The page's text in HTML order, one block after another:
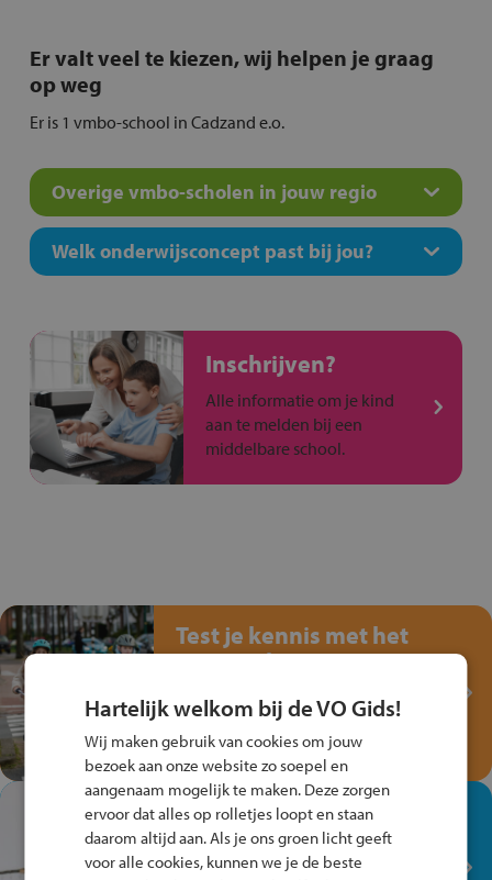
Er valt veel te kiezen, wij helpen je graag
op weg
Er is 1 vmbo-school in Cadzand e.o.
Overige vmbo-scholen in jouw regio
Welk onderwijsconcept past bij jou?
Inschrijven?
Alle informatie om je kind
aan te melden bij een
middelbare school.
Test je kennis met het
Fiets Veilig
Speel het Fiets Veilig Verkeersspel
en win een Cortina-fiets!
In de winkel ben je op je
plek!
Ontdek via het vmbo jouw talent
Hartelijk welkom bij de VO Gids!
Wij maken gebruik van cookies om jouw
bezoek aan onze website zo soepel en
aangenaam mogelijk te maken. Deze zorgen
ervoor dat alles op rolletjes loopt en staan
daarom altijd aan. Als je ons groen licht geeft
voor alle cookies, kunnen we je de beste